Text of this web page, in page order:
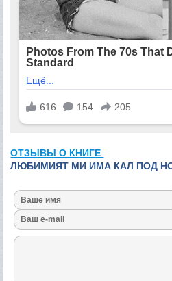
ОТЗЫВЫ О КНИГЕ
ЛЮБИМИЯТ МИ ИМА КАЛ ПОД